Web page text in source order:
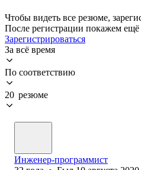
Чтобы видеть все резюме,
После регистрации покажем
Зарегистрироваться
За всё время
По соответствию
20 резюме
Инженер-программист